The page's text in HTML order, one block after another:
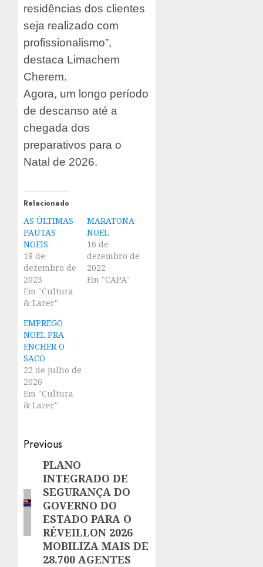
residências dos clientes
seja realizado com
profissionalismo”,
destaca Limachem
Cherem.
Agora, um longo período
de descanso até a
chegada dos
preparativos para o
Natal de 2026.
Relacionado
AS ÚLTIMAS
PAUTAS
NOEIS
18 de
dezembro de
2023
Em "Cultura
& Lazer"
MARATONA
NOEL
16 de
dezembro de
2022
Em "CAPA"
EMPREGO
NOEL PRA
ENCHER O
SACO
22 de julho de
2026
Em "Cultura
& Lazer"
Post
navigation
Previous
Previous
post:
PLANO
INTEGRADO DE
SEGURANÇA DO
GOVERNO DO
ESTADO PARA O
RÉVEILLON 2026
MOBILIZA MAIS DE
28.700 AGENTES